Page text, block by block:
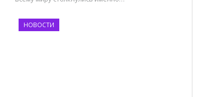
НОВОСТИ